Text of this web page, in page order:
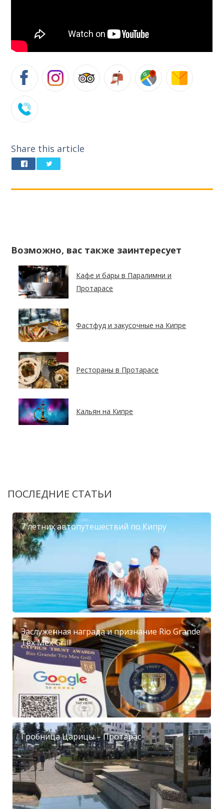
Share this article
Возможно, вас также заинтересует
Кафе и бары в Паралимни и
Протарасе
Фастфуд и закусочные на Кипре
Рестораны в Протарасе
Кальян на Кипре
ПОСЛЕДНИЕ СТАТЬИ
7 летних автопутешествий по Кипру
Заслуженная награда и признание Rio Grande
Tex Mex Grill!
Гробница Царицы – Протарас